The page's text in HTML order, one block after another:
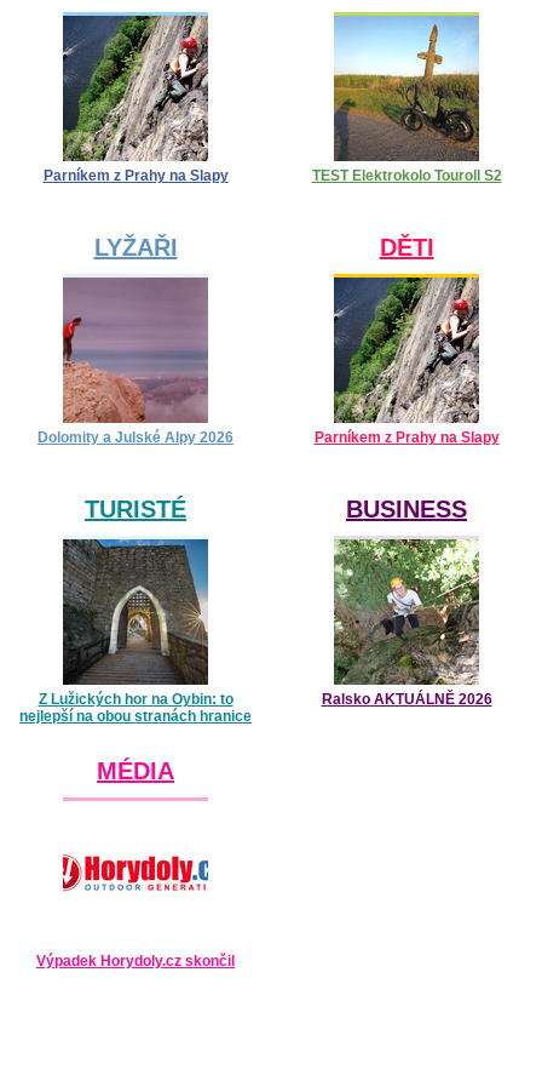
Parníkem z Prahy na Slapy TEST Elektrokolo Touroll S2
LYŽAŘI
Dolomity a Julské Alpy 2026
DĚTI
Parníkem z Prahy na Slapy
TURISTÉ
Z Lužických hor na Oybin: to
nejlepší na obou stranách hranice
BUSINESS
Ralsko AKTUÁLNĚ 2026
MÉDIA
Výpadek Horydoly.cz skončil